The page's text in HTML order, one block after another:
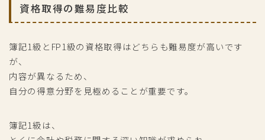
資格取得の難易度比較
簿記1級とFP1級の資格取得はどちらも難易度が高いです
が、
内容が異なるため、
自分の得意分野を見極めることが重要です。
簿記1級は、